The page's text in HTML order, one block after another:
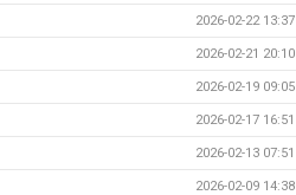
2026-02-22 13:37
2026-02-21 20:10
2026-02-19 09:05
2026-02-17 16:51
2026-02-13 07:51
2026-02-09 14:38